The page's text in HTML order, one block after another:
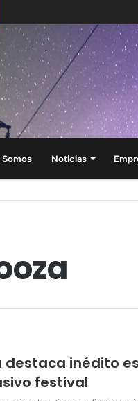
Noticias
destaca inédito
festival